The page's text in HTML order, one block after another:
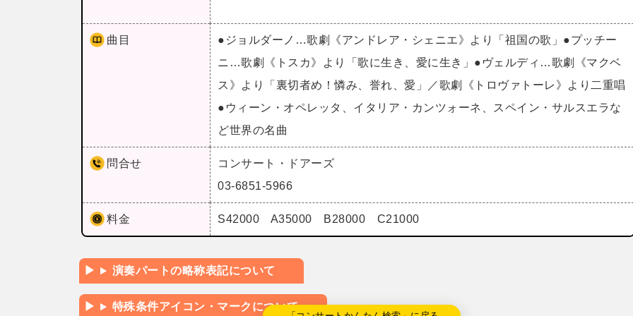
曲目
●ジョルダーノ…歌劇《アンドレア・シェニエ》より「祖国の歌」●プッチー
ニ…歌劇《トスカ》より「歌に生き、愛に生き」●ヴェルディ…歌劇《マクベ
ス》より「裏切者め！憐み、誉れ、愛」／歌劇《トロヴァトーレ》より二重唱
●ウィーン・オペレッタ、イタリア・カンツォーネ、スペイン・サルスエラな
ど世界の名曲
問合せ
コンサート・ドアーズ
03-6851-5966
料金 S42000 A35000 B28000 C21000
演奏パートの略称表記について
特殊条件アイコン・マークについて